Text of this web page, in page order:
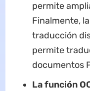
permite
Finalmente,
traducción
permite
documentos
La función